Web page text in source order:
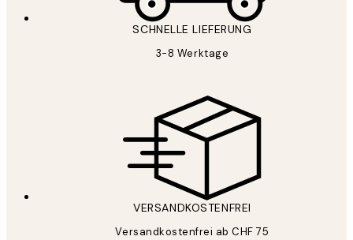
SCHNELLE LIEFERUNG
3-8 Werktage
VERSANDKOSTENFREI
Versandkostenfrei ab CHF 75